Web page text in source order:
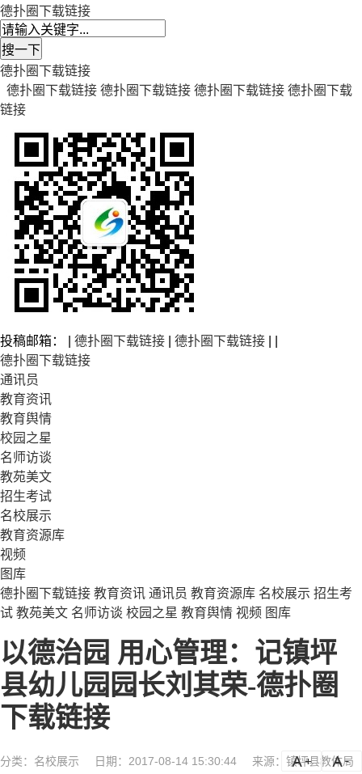
德扑圈下载链接
德扑圈下载链接
德扑圈下载链接 德扑圈下载链接 德扑圈下载链接 德扑圈下载
链接
投稿邮箱： | 德扑圈下载链接 德扑圈下载链接
德扑圈下载链接
通讯员
教育资讯
教育舆情
校园之星
名师访谈
教苑美文
招生考试
名校展示
教育资源库
视频
图库
德扑圈下载链接 教育资讯 通讯员 教育资源库 名校展示 招生考
试 教苑美文 名师访谈 校园之星 教育舆情 视频 图库
以德治园 用心管理：记镇坪
县幼儿园园长刘其荣-德扑圈
下载链接
分类： 名校展示 日期：2017-08-14 15:30:44 来源：镇坪县教体局
a a-